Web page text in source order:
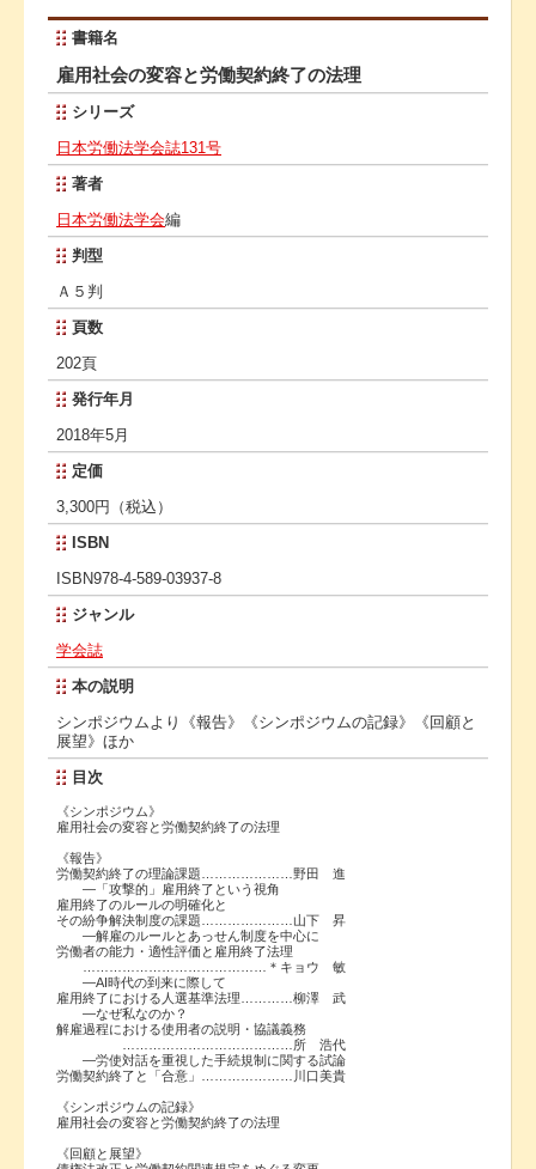
書籍名
雇用社会の変容と労働契約終了の法理
シリーズ
日本労働法学会誌131号
著者
日本労働法学会編
判型
Ａ５判
頁数
202頁
発行年月
2018年5月
定価
3,300円（税込）
ISBN
ISBN978-4-589-03937-8
ジャンル
学会誌
本の説明
シンポジウムより《報告》《シンポジウムの記録》《回顧と
展望》ほか
目次
《シンポジウム》
雇用社会の変容と労働契約終了の法理
《報告》
労働契約終了の理論課題…………………野田 進
―「攻撃的」雇用終了という視角
雇用終了のルールの明確化と
その紛争解決制度の課題…………………山下 昇
―解雇のルールとあっせん制度を中心に
労働者の能力・適性評価と雇用終了法理
……………………………………＊キョウ 敏
―AI時代の到来に際して
雇用終了における人選基準法理…………柳澤 武
―なぜ私なのか？
解雇過程における使用者の説明・協議義務
…………………………………所 浩代
―労使対話を重視した手続規制に関する試論
労働契約終了と「合意」…………………川口美貴
《シンポジウムの記録》
雇用社会の変容と労働契約終了の法理
《回顧と展望》